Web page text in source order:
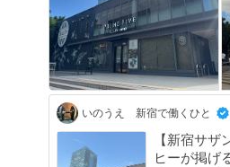
いのうえ 新宿で働くひと
【新宿サザ
ヒーが掲げ